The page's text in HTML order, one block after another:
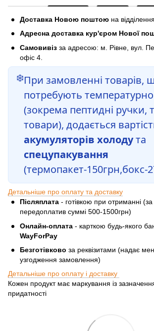
Доставка Новою поштою на
Адресна доставка кур'єром Нової
Самовивіз за адресою: м. Рівне, вул.
офіс 4.
❄️При замовленні товарів,
потребують
(зокрема пептидні ручки,
товари), додається
акумуляторів холодута
спецупакування
(термопакет-150грн,бокс-
Детальніше про оплату та доставку
Післяплата - готівкою при отриманні
передоплатив суммі 500-1500грн)
Онлайн-оплата - карткою будь-якого
WayForPay
Безготівково за реквізитами (надає
узгодження замовлення)
Детальніше про оплату і доставку
Кожен продукт має маркування із
придатності